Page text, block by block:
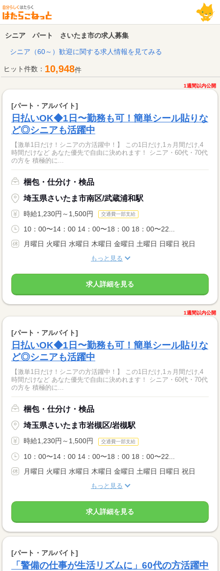
シニア パート さいたま市の求人募集
シニア（60～）歓迎に関する求人情報を見てみる
ヒット件数： 10,948件
1週間以内公開
[パート・アルバイト]
日払いOK◆1日〜勤務も可！簡単シール貼りな
ど◎シニアも活躍中
【激単1日だけ！シニアの方活躍中！】 この1日だけ,1ヵ月間だけ,4
時間だけなど あなた優先で自由に決めれます！ シニア・60代・70代
の方を 積極的に...
梱包・仕分け・検品
埼玉県さいたま市南区/武蔵浦和駅
時給1,230円～1,500円 交通費一部支給
10：00〜14：00 14：00〜18：00 18：00〜22...
月曜日 火曜日 水曜日 木曜日 金曜日 土曜日 日曜日 祝日
もっと見る
求人詳細を見る
1週間以内公開
[パート・アルバイト]
日払いOK◆1日〜勤務も可！簡単シール貼りな
ど◎シニアも活躍中
【激単1日だけ！シニアの方活躍中！】 この1日だけ,1ヵ月間だけ,4
時間だけなど あなた優先で自由に決めれます！ シニア・60代・70代
の方を 積極的に...
梱包・仕分け・検品
埼玉県さいたま市岩槻区/岩槻駅
時給1,230円～1,500円 交通費一部支給
10：00〜14：00 14：00〜18：00 18：00〜22...
月曜日 火曜日 水曜日 木曜日 金曜日 土曜日 日曜日 祝日
もっと見る
求人詳細を見る
[パート・アルバイト]
「警備の仕事が生活リズムに」60代の方活躍中